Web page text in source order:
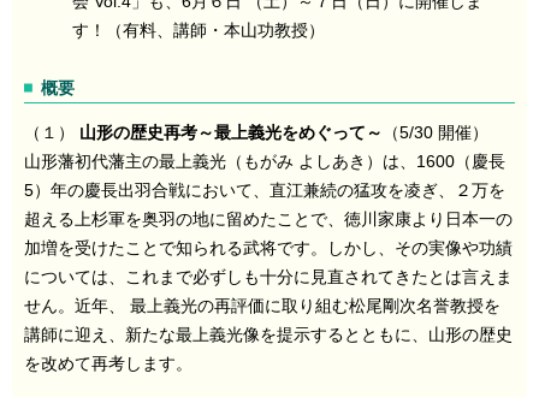
す！（有料、講師・本山功教授）
概要
（１） 山形の歴史再考～最上義光をめぐって～
（5/30 開催）
山形藩初代藩主の最上義光（もがみ よしあき）は、1600（慶⾧
5）年の慶⾧出羽合戦において、直江兼続の猛攻を凌ぎ、２万を
超える上杉軍を奥羽の地に留めたことで、徳川家康より日本一の
加増を受けたことで知られる武将です。しかし、その実像や功績
については、これまで必ずしも十分に見直されてきたとは言えま
せん。近年、 最上義光の再評価に取り組む松尾剛次名誉教授を
講師に迎え、新たな最上義光像を提示するとともに、山形の歴史
を改めて再考します。